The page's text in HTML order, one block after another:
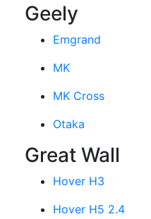
Geely
Emgrand
MK
MK Cross
Otaka
Great Wall
Hover H3
Hover H5 2.4